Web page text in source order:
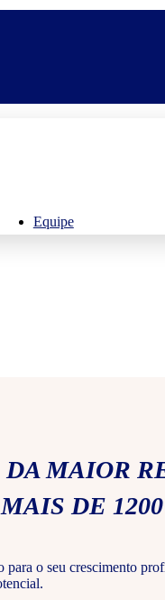
Equipe
MAIOR
DE
o seu crescimento